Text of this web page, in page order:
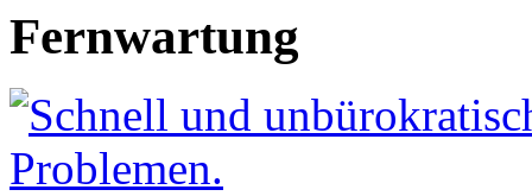
Fernwartung
Schnell und
Problemen.